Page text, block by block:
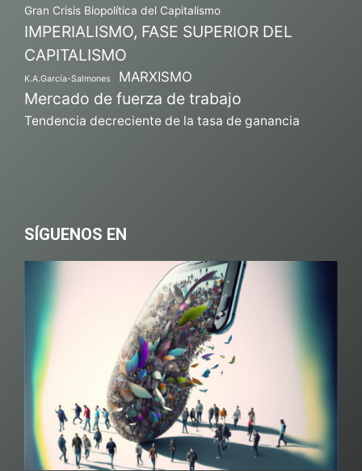
Gran Crisis Biopolítica del Capitalismo
IMPERIALISMO, FASE SUPERIOR DEL
CAPITALISMO
K.A.García-Salmones MARXISMO
Mercado de fuerza de trabajo
Tendencia decreciente de la tasa de ganancia
SÍGUENOS EN